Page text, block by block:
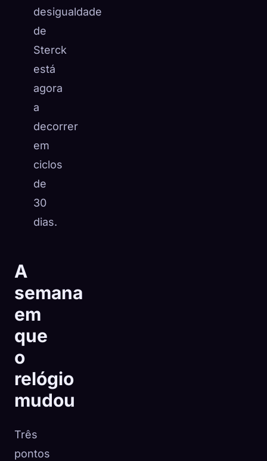
desigualdade
de
Sterck
está
agora
a
decorrer
em
ciclos
de
30
dias.
A
semana
em
que
o
relógio
mudou
Três
pontos